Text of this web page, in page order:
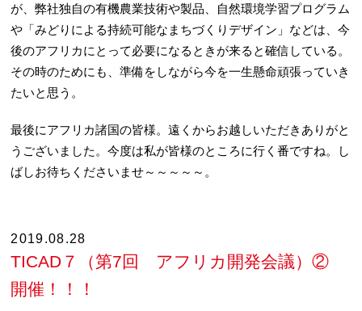
が、弊社独自の有機農業技術や製品、自然環境学習プログラム
や「みどりによる持続可能なまちづくりデザイン」などは、今
後のアフリカにとって必要になるときが来ると確信している。
その時のためにも、準備をしながら今を一生懸命頑張っていき
たいと思う。
最後にアフリカ諸国の皆様。遠くからお越しいただきありがと
うございました。今度は私が皆様のところに行く番ですね。し
ばしお待ちくださいませ～～～～～。
2019.08.28
TICAD７（第7回 アフリカ開発会議）②
開催！！！